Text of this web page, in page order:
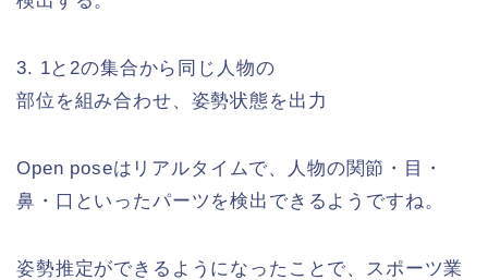
3. 1と2の集合から同じ人物の
部位を組み合わせ、姿勢状態を出力
Open poseはリアルタイムで、人物の関節・目・
鼻・口といったパーツを検出できるようですね。
姿勢推定ができるようになったことで、スポーツ業